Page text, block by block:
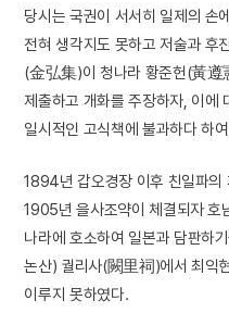
당시는 국권이 서서히 일제의 손
전혀 생각지도 못하고 저술과 후
(金弘集)이 청나라 황준헌(黃遵
제출하고 개화를 주장하자, 이에
일시적인 고식책에 불과하다 하
1894년 갑오경장 이후 친일파의
1905년 을사조약이 체결되자 호
나라에 호소하여 일본과 담판하
논산) 궐리사(闕里祠)에서 최익
이루지 못하였다.